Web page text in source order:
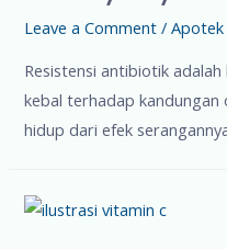
Leave a Comment /Apotek
Resistensi antibiotik
kebal terhadap
hidup dari efek